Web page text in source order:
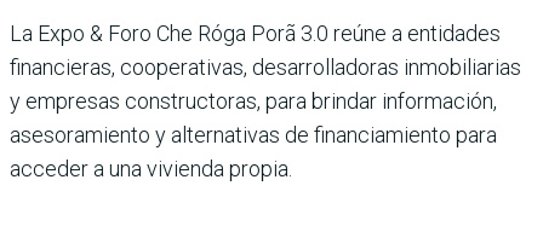
La Expo & Foro Che Róga Porã 3.0 reúne a entidades
financieras, cooperativas, desarrolladoras inmobiliarias
y empresas constructoras, para brindar información,
asesoramiento y alternativas de financiamiento para
acceder a una vivienda propia.